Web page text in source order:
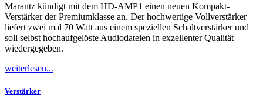
Marantz kündigt mit dem HD-AMP1 einen neuen Kompakt-
Verstärker der Premiumklasse an. Der hochwertige Vollverstärker
liefert zwei mal 70 Watt aus einem speziellen Schaltverstärker und
soll selbst hochaufgelöste Audiodateien in exzellenter Qualität
wiedergegeben.
weiterlesen...
Verstärker